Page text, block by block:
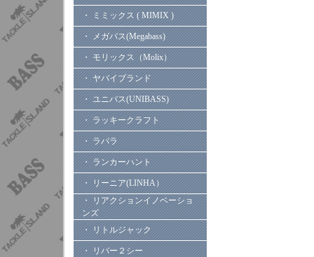
・ ミミックス ( MIMIX )
・ メガバス(Megabass)
・ モリックス（Molix）
・ ヤバイブランド
・ ユニバス(UNIBASS)
・ ラッキークラフト
・ ラパラ
・ ランカーハント
・ リーニア(LINHA）
・ リアクションイノベーショ
ンズ
・ リトルジャック
・ リバー２シー